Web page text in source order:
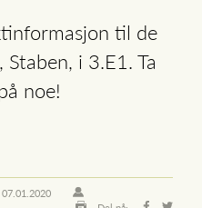
til de
i 3.E1. Ta
noe!
07.01.2020